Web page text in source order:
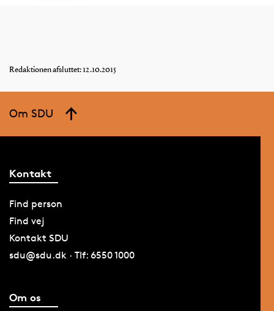
Redaktionen afsluttet: 12.10.2015
Om SDU
Kontakt
Find person
Find vej
Kontakt SDU
sdu@sdu.dk · Tlf: 6550 1000
Om os